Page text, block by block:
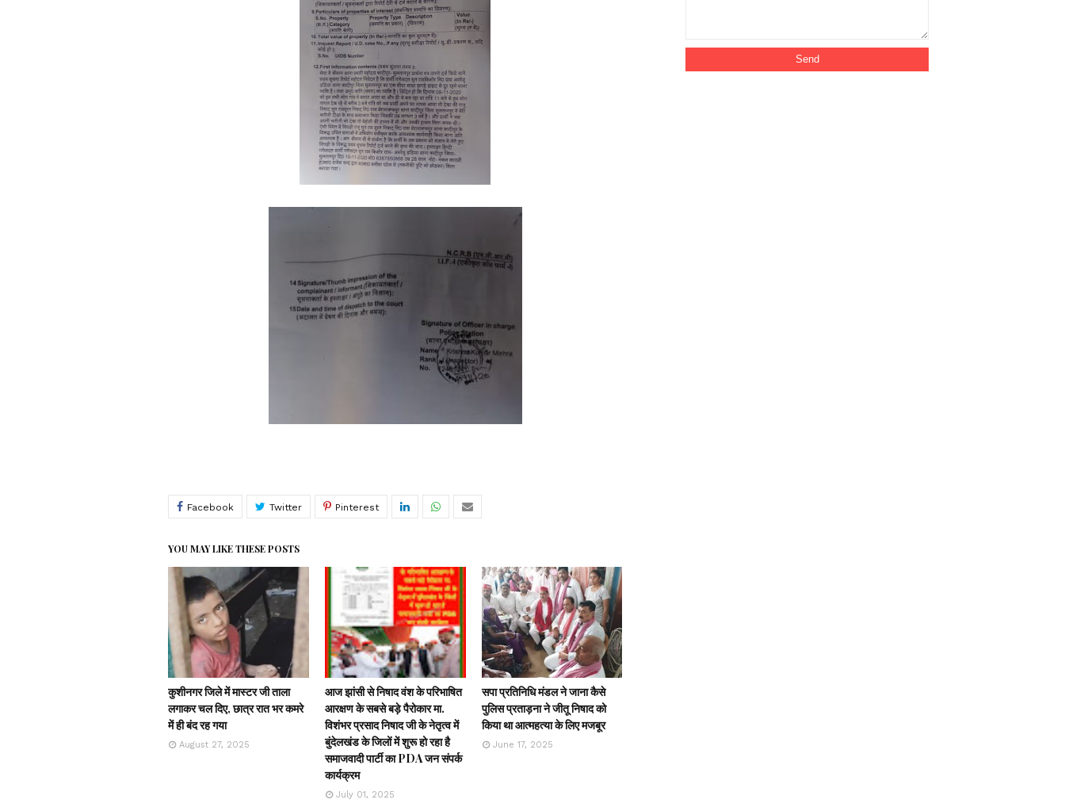
YOU MAY LIKE THESE POSTS
कुशीनगर जिले में मास्टर जी ताला
लगाकर चल दिए, छात्र रात भर कमरे
में ही बंद रह गया
August 27, 2025
आज झांसी से निषाद वंश के परिभाषित
आरक्षण के सबसे बड़े पैरोकार मा.
विशंभर प्रसाद निषाद जी के नेतृत्व में
बुंदेलखंड के जिलों में शुरू हो रहा है
समाजवादी पार्टी का PDA जन संपर्क
कार्यक्रम
July 01, 2025
सपा प्रतिनिधि मंडल ने जाना कैसे
पुलिस प्रताड़ना ने जीतू निषाद को
किया था आत्महत्या के लिए मजबूर
June 17, 2025